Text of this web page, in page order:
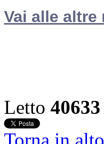
Vai alle
Letto 40633
Torna in alto